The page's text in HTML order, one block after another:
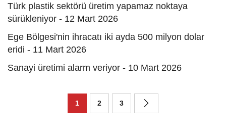
Türk plastik sektörü üretim yapamaz noktaya
sürükleniyor - 12 Mart 2026
Ege Bölgesi'nin ihracatı iki ayda 500 milyon dolar
eridi - 11 Mart 2026
Sanayi üretimi alarm veriyor - 10 Mart 2026
1 2 3